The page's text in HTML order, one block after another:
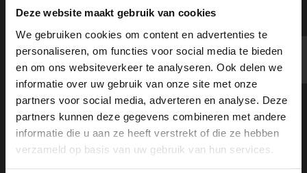
Deze website maakt gebruik van cookies
We gebruiken cookies om content en advertenties te
personaliseren, om functies voor social media te bieden
en om ons websiteverkeer te analyseren. Ook delen we
informatie over uw gebruik van onze site met onze
partners voor social media, adverteren en analyse. Deze
partners kunnen deze gegevens combineren met andere
informatie die u aan ze heeft verstrekt of die ze hebben
verzameld op basis van uw gebruik van hun services.
Kijk de hele uitzending